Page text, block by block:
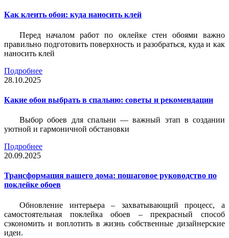
Как клеить обои: куда наносить клей
Перед началом работ по оклейке стен обоями важно
правильно подготовить поверхность и разобраться, куда и как
наносить клей
Подробнее
28.10.2025
Какие обои выбрать в спальню: советы и рекомендации
Выбор обоев для спальни — важный этап в создании
уютной и гармоничной обстановки
Подробнее
20.09.2025
Трансформация вашего дома: пошаговое руководство по
поклейке обоев
Обновление интерьера – захватывающий процесс, а
самостоятельная поклейка обоев – прекрасный способ
сэкономить и воплотить в жизнь собственные дизайнерские
идеи.